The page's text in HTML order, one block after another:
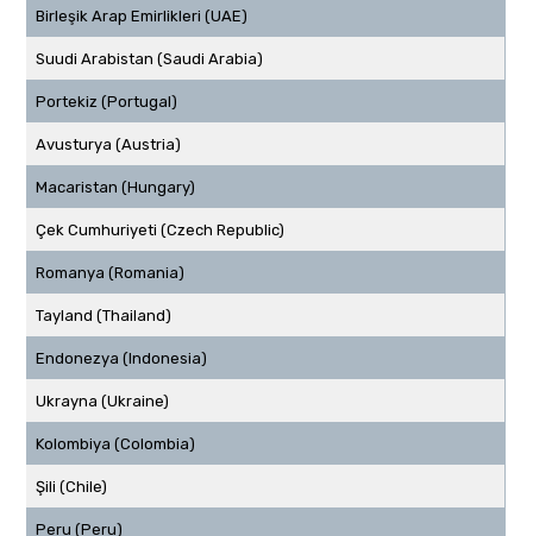
Birleşik Arap Emirlikleri (UAE)
Suudi Arabistan (Saudi Arabia)
Portekiz (Portugal)
Avusturya (Austria)
Macaristan (Hungary)
Çek Cumhuriyeti (Czech Republic)
Romanya (Romania)
Tayland (Thailand)
Endonezya (Indonesia)
Ukrayna (Ukraine)
Kolombiya (Colombia)
Şili (Chile)
Peru (Peru)